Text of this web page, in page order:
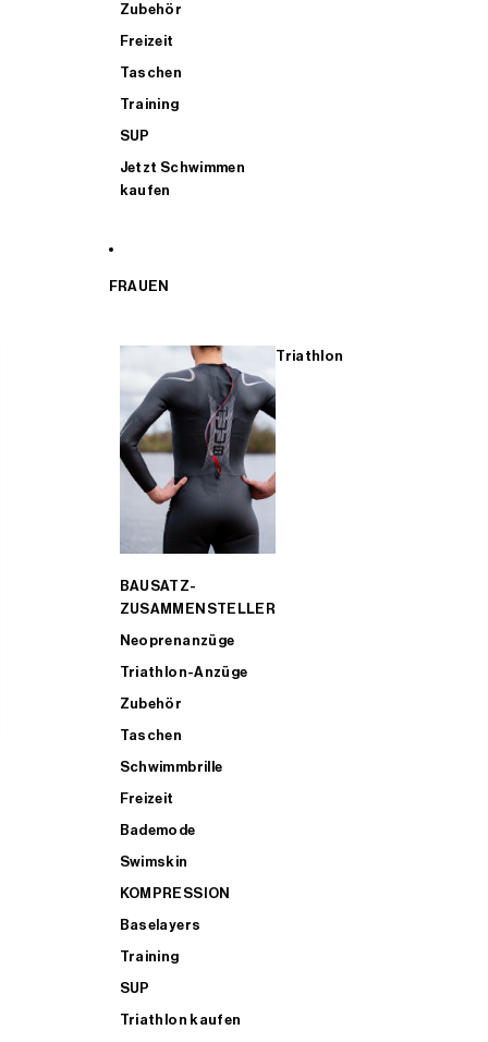
Zubehör
Freizeit
Taschen
Training
SUP
Jetzt Schwimmen
kaufen
FRAUEN
Triathlon
BAUSATZ-
ZUSAMMENSTELLER
Neoprenanzüge
Triathlon-Anzüge
Zubehör
Taschen
Schwimmbrille
Freizeit
Bademode
Swimskin
KOMPRESSION
Baselayers
Training
SUP
Triathlon kaufen